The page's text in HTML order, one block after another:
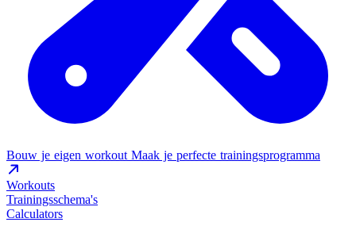
Bouw je eigen workout Maak je perfecte trainingsprogramma
Workouts
Trainingsschema's
Calculators